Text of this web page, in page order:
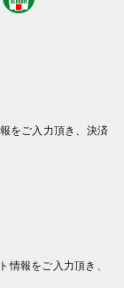
をご入力頂き、決済
報をご入力頂き、